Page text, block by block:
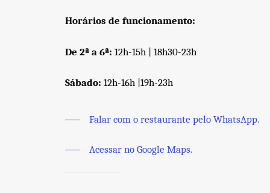
Horários de funcionamento:
De 2ª a 6ª: 12h-15h | 18h30-23h
Sábado: 12h-16h |19h-23h
Falar com o restaurante pelo WhatsApp.
Acessar no Google Maps.